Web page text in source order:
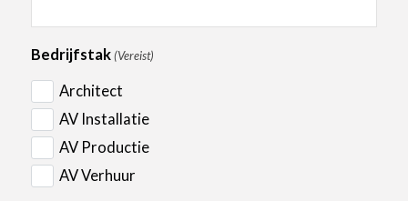
Matrix Group ApS
Denmark
Bedrijfstak (Vereist)
Architect
AV Installatie
AV Productie
AV Verhuur